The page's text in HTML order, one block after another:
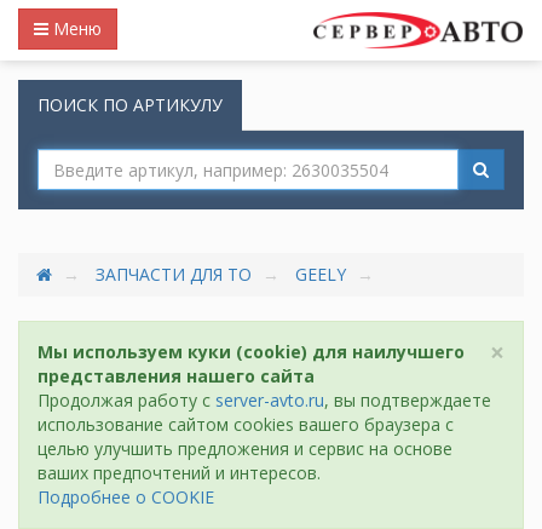
Меню
ПОИСК ПО АРТИКУЛУ
ЗАПЧАСТИ ДЛЯ ТО GEELY
×
Мы используем куки (cookie) для наилучшего
представления нашего сайта
Продолжая работу с server-avto.ru, вы подтверждаете
использование сайтом cookies вашего браузера с
целью улучшить предложения и сервис на основе
ваших предпочтений и интересов.
Подробнее о COOKIE